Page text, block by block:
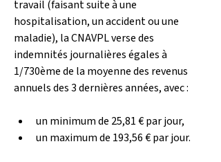
travail (faisant suite à une
hospitalisation, un accident ou une
maladie), la CNAVPL verse des
indemnités journalières égales à
1/730ème de la moyenne des revenus
annuels des 3 dernières années, avec :
un minimum de 25,81 € par jour,
un maximum de 193,56 € par jour.